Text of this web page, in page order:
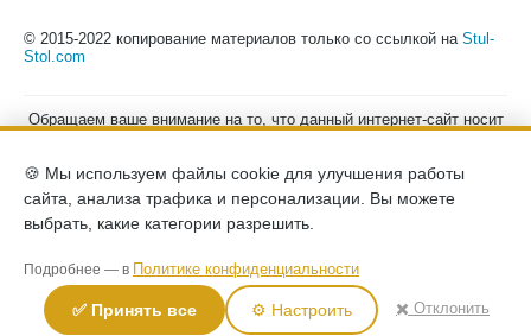
© 2015-2022 копирование материалов только со ссылкой на Stul-
Stol.com
Обращаем ваше внимание на то, что данный интернет-сайт носит
положениями Статьи 437 (2) Гражданского кодекса Российской
Федерации. Для получения подробной информации о наличии и
стоимости указанных товаров, пожалуйста, обращайтесь к
менеджерам компании по телефону.
Политика конфиденциальности
данных согласие на обработку персональных данных
🍪 Мы используем файлы cookie для улучшения работы
сайта, анализа трафика и персонализации. Вы можете
выбрать, какие категории разрешить.
Подробнее — в Политике конфиденциальности
✅ Принять все ⚙️ Настроить ✖️ Отклонить